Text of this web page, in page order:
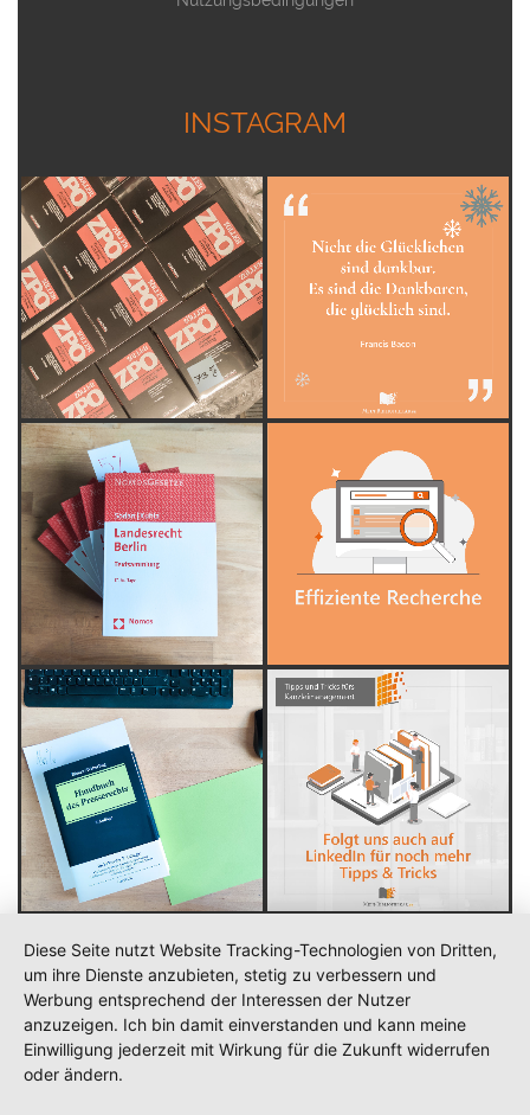
INSTAGRAM
Diese Seite nutzt Website Tracking-Technologien von Dritten,
um ihre Dienste anzubieten, stetig zu verbessern und
Werbung entsprechend der Interessen der Nutzer
anzuzeigen. Ich bin damit einverstanden und kann meine
Einwilligung jederzeit mit Wirkung für die Zukunft widerrufen
oder ändern.